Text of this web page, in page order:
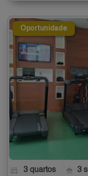
Oportunidade
3 quartos 3